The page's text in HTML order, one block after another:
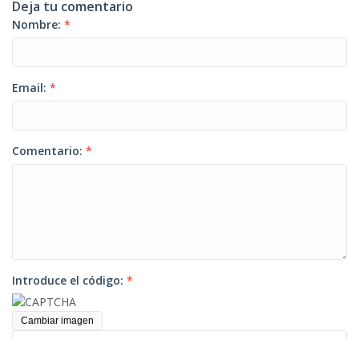
Deja tu comentario
Nombre: *
Email: *
Comentario: *
Introduce el código: *
Cambiar imagen